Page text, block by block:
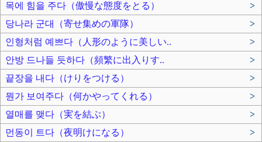
목에 힘을 주다（傲慢な態度をとる）
>
당나라 군대（寄せ集めの軍隊）
>
인형처럼 예쁘다（人形のように美しい..
>
안방 드나들 듯하다（頻繁に出入りす..
>
끝장을 내다（けりをつける）
>
뭔가 보여주다（何かやってくれる）
>
열매를 맺다（実を結ぶ）
>
먼동이 트다（夜明けになる）
>